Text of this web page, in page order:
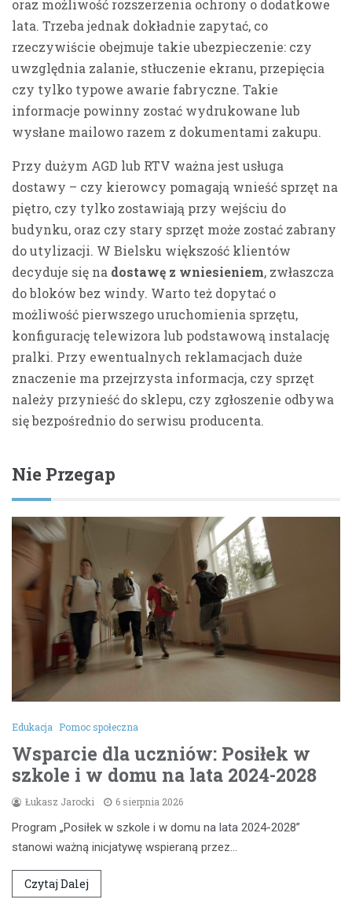
oraz możliwość rozszerzenia ochrony o dodatkowe
lata. Trzeba jednak dokładnie zapytać, co
rzeczywiście obejmuje takie ubezpieczenie: czy
uwzględnia zalanie, stłuczenie ekranu, przepięcia
czy tylko typowe awarie fabryczne. Takie
informacje powinny zostać wydrukowane lub
wysłane mailowo razem z dokumentami zakupu.
Przy dużym AGD lub RTV ważna jest usługa
dostawy – czy kierowcy pomagają wnieść sprzęt na
piętro, czy tylko zostawiają przy wejściu do
budynku, oraz czy stary sprzęt może zostać zabrany
do utylizacji. W Bielsku większość klientów
decyduje się na dostawę z wniesieniem, zwłaszcza
do bloków bez windy. Warto też dopytać o
możliwość pierwszego uruchomienia sprzętu,
konfigurację telewizora lub podstawową instalację
pralki. Przy ewentualnych reklamacjach duże
znaczenie ma przejrzysta informacja, czy sprzęt
należy przynieść do sklepu, czy zgłoszenie odbywa
się bezpośrednio do serwisu producenta.
Nie Przegap
Edukacja Pomoc społeczna
Wsparcie dla uczniów: Posiłek w
szkole i w domu na lata 2024-2028
Łukasz Jarocki 6 sierpnia 2026
Program „Posiłek w szkole i w domu na lata 2024-2028”
stanowi ważną inicjatywę wspieraną przez…
Czytaj Dalej